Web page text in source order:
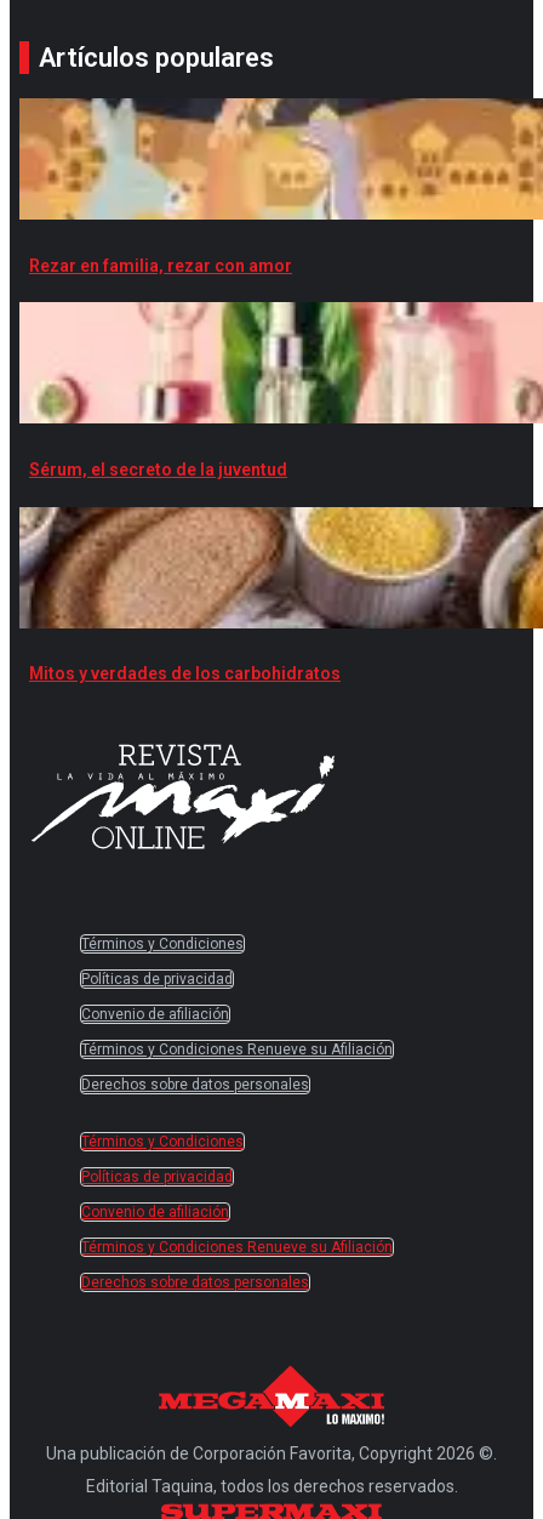
Artículos populares
Rezar en familia, rezar con amor
Sérum, el secreto de la juventud
Mitos y verdades de los carbohidratos
Términos y Condiciones
Políticas de privacidad
Convenio de afiliación
Términos y Condiciones Renueve su Afiliación
Derechos sobre datos personales
Términos y Condiciones
Políticas de privacidad
Convenio de afiliación
Términos y Condiciones Renueve su Afiliación
Derechos sobre datos personales
Una publicación de Corporación Favorita, Copyright 2026 ©.
Editorial Taquina, todos los derechos reservados.